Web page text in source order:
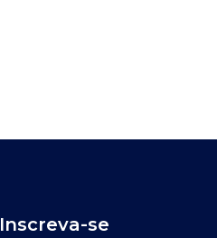
Inscreva-se